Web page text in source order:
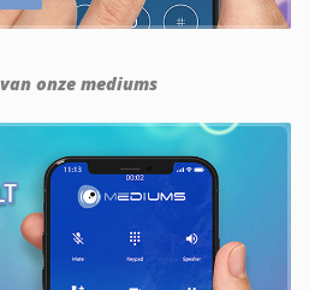
onze mediums